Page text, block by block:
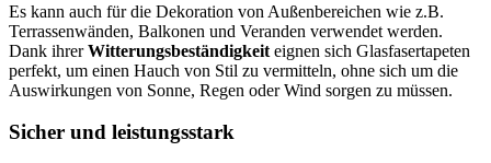
Es kann auch für die Dekoration von Außenbereichen wie z.B.
Terrassenwänden, Balkonen und Veranden verwendet werden.
Dank ihrerWitterungsbeständigkeit eignen sich Glasfasertapeten
perfekt, um einen Hauch von Stil zu vermitteln, ohne sich um die
Auswirkungen von Sonne, Regen oder Wind sorgen zu müssen.
Sicher und leistungsstark